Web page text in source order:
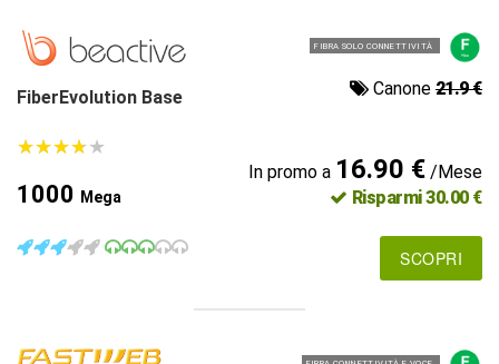
FIBRA SOLO CONNETTIVITÀ
FiberEvolution Base Canone 21.9 €
★★★★★
★★★★★
1000 Mega
In promo a 16.90 €/Mese
Risparmi 30.00 €
SCOPRI